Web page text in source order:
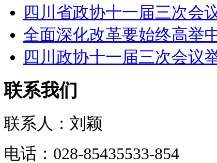
四川省政协十一届三次会
全面深化改革要始终高举
四川政协十一届三次会议
联系我们
联系人：刘颖
电话：028-85435533-854